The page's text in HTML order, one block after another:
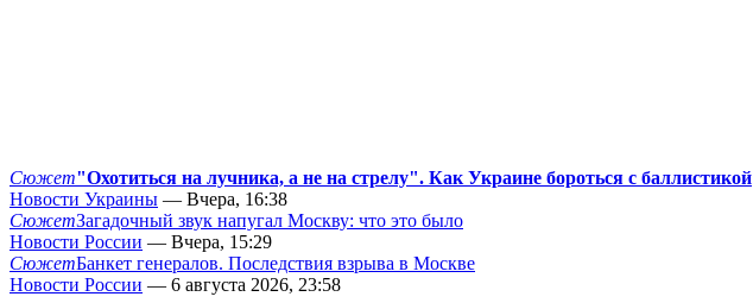
Сюжет"Охотиться на лучника, а не на стрелу". Как Украине бороться с баллистикой
Новости Украины — Вчера, 16:38
СюжетЗагадочный звук напугал Москву: что это было
Новости России — Вчера, 15:29
СюжетБанкет генералов. Последствия взрыва в Москве
Новости России — 6 августа 2026, 23:58